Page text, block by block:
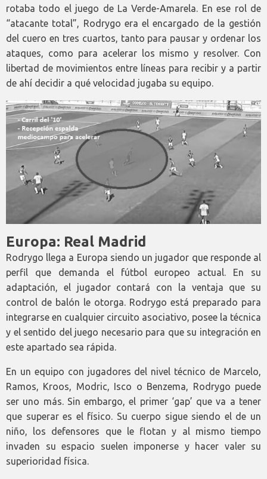
rotaba todo el juego de La Verde-Amarela. En ese rol de
“atacante total”, Rodrygo era el encargado de la gestión
del cuero en tres cuartos, tanto para pausar y ordenar los
ataques, como para acelerar los mismo y resolver. Con
libertad de movimientos entre líneas para recibir y a partir
de ahí decidir a qué velocidad jugaba su equipo.
Europa: Real Madrid
Rodrygo llega a Europa siendo un jugador que responde al
perfil que demanda el fútbol europeo actual. En su
adaptación, el jugador contará con la ventaja que su
control de balón le otorga. Rodrygo está preparado para
integrarse en cualquier circuito asociativo, posee la técnica
y el sentido del juego necesario para que su integración en
este apartado sea rápida.
En un equipo con jugadores del nivel técnico de Marcelo,
Ramos, Kroos, Modric, Isco o Benzema, Rodrygo puede
ser uno más. Sin embargo, el primer ‘gap’ que va a tener
que superar es el físico. Su cuerpo sigue siendo el de un
niño, los defensores que le flotan y al mismo tiempo
invaden su espacio suelen imponerse y hacer valer su
superioridad física.